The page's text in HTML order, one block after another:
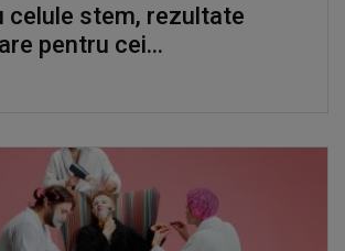
celule stem, rezultate
pentru cei...